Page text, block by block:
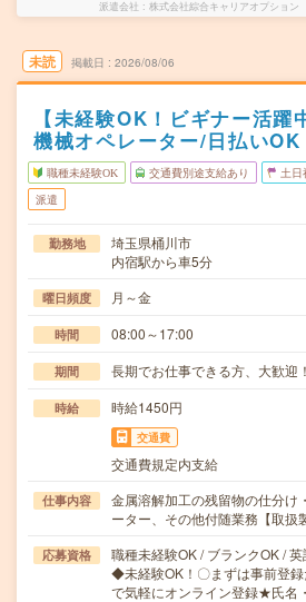
派遣会社 株式会社綜合キャリアオプション
未読 掲載日 2026/08/06
【未経験OK！ビギナー活躍
機械オペレーター/日払いOK
職種未経験OK 交通費別途支給あり 土日
派遣
勤務地
埼玉県桶川市
内宿駅から車5分
曜日頻度 月～金
時間 08:00～17:00
期間 長期でお仕事できる方、大歓迎！
時給 時給1450円
交通費
交通費規定内支給
仕事内容
金属溶解加工の残留物の仕分け
ーター、その他付随業務【取
応募資格
職種未経験OK / ブランクOK /
◆未経験OK！〇まずは事前登
で気軽にオンライン登録★氏名